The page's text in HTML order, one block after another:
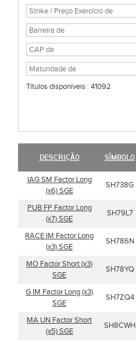
Títulos disponíveis : 41092
DESCRIÇÃO SÍMBOLO
IAG SM Factor Long
(x6) SGE
SH738G
PUB FP Factor Long
(x7) SGE
SH79L7
RACE IM Factor Long
(x3) SGE
SH786N
MO Factor Short (x3)
SGE
SH78YQ
G IM Factor Long (x3)
SGE
SH7ZQ4
MA UN Factor Short
(x5) SGE
SH8CWH